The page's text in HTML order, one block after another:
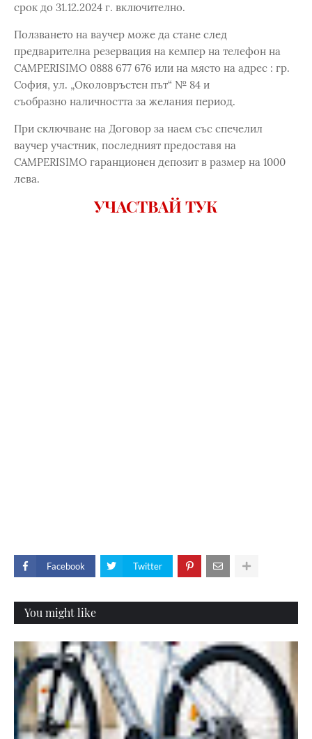
срок до 31.12.2024 г. включително.
Ползването на ваучер може да стане след
предварителна резервация на кемпер на телефон на
CAMPERISIMO 0888 677 676 или на място на адрес : гр.
София, ул. „Околовръстен път“ № 84 и
съобразно наличността за желания период.
При сключване на Договор за наем със спечелил
ваучер участник, последният предоставя на
CAMPERISIMO гаранционен депозит в размер на 1000
лева.
УЧАСТВАЙ ТУК
Facebook Twitter
You might like